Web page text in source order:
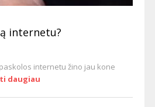
internetu?
internetu žino jau kone
daugiau